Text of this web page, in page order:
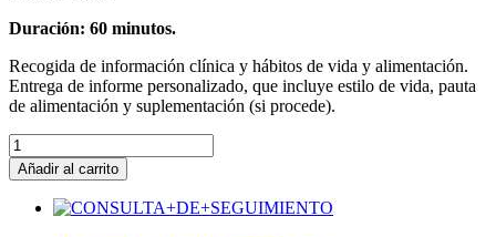
Duración: 60 minutos.
Recogida de información clínica y hábitos de vida y alimentación.
Entrega de informe personalizado, que incluye estilo de vida, pauta
de alimentación y suplementación (si procede).
Sesión
Inicial
cantidad
Añadir al carrito